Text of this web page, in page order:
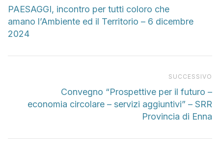
PAESAGGI, incontro per tutti coloro che
amano l’Ambiente ed il Territorio – 6 dicembre
2024
SUCCESSIVO
Convegno “Prospettive per il futuro –
economia circolare – servizi aggiuntivi” – SRR
Provincia di Enna